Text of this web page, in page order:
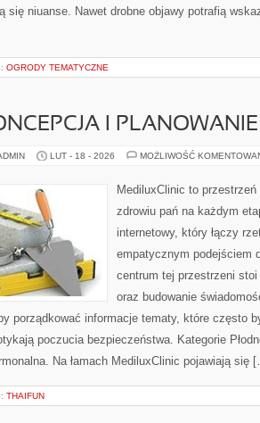
się niuanse. Nawet drobne objawy potrafią
OGRODY TEMATYCZNE
I
LUT - 18 - 2026 MOŻLIWOŚĆ
MediluxClinic to
zdrowiu pań na każdym
internetowy, który łączy
empatycznym podejściem
centrum tej przestrzeni
oraz budowanie
porządkować informacje tematy, które często
poczucia bezpieczeństwa. Kategorie
Na łamach MediluxClinic pojawiają się
THAIFUN